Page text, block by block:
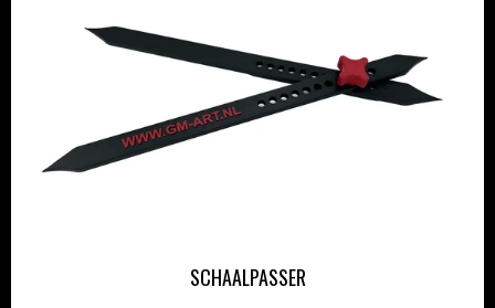
SCHAALPASSER